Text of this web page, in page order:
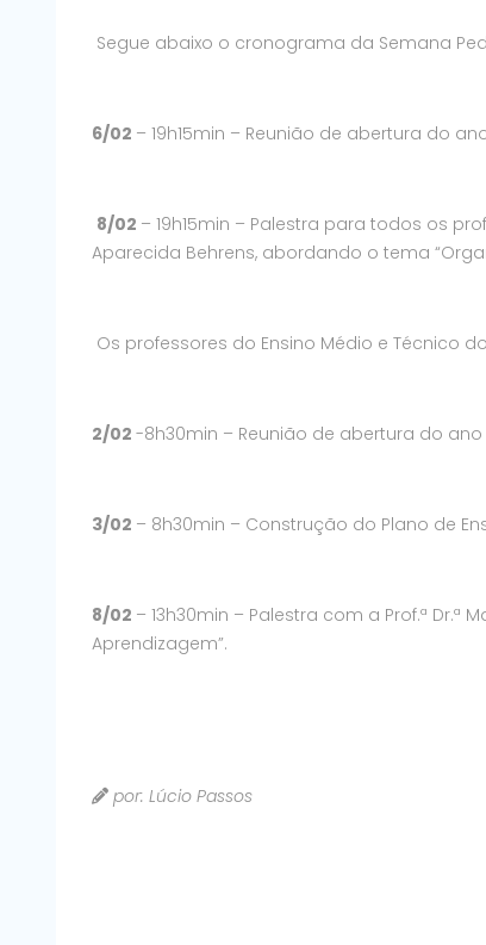
Segue abaixo o cronograma da Semana
6/02 – 19h15min – Reunião de abertura do
8/02 – 19h15min – Palestra para todos os
Aparecida Behrens, abordando o tema
Os professores do Ensino Médio e Técnico do
2/02 -8h30min – Reunião de abertura do ano
3/02 – 8h30min – Construção do Plano de
8/02 – 13h30min – Palestra com a Prof.ª Dr.ª
Aprendizagem”.
por: Lúcio Passos